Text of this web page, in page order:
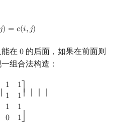
𝑗) = 𝑐(𝑖,𝑗)
i,j) =c (i,j)
在 0
0 的后面，如果在前面则
组合法构造：
1
1
1
1
1
1
0 1
⎤⎥ ⎥ ⎥ ⎥
⎦
01 00